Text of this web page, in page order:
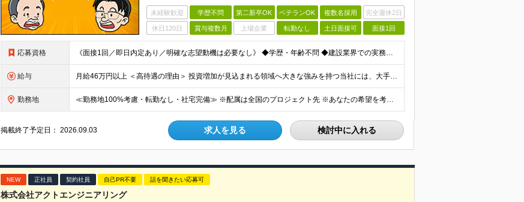
未経験歓迎 学歴不問 第二新卒OK ベテランOK 複数名採用 完全週休2日
休日120日 賞与複数月 上場企業 転勤なし 土日面接可 面接1回
応募資格 《面接1回／即日内定あり／明確な志望動機は必要なし》 ◆学歴・年齢不問 ◆建設業界での実務経験や設備設計（電気設備、空調・衛生設備）、土木設計（橋梁／トンネル・道路・造成／上下水道）などの業界経験者
給与 月給46万円以上 ＜高待遇の理由＞ 投資増加が見込まれる領域へ大きな強みを持つ当社には、大手建設会社の元請けの大型工事が多数寄せられます。そのため、施工管理として働く皆さんを、高待遇でお迎えすること
勤務地 ≪勤務地100%考慮・転勤なし・社宅完備≫ ※配属は全国のプロジェクト先 ※あなたの希望を考慮し、勤務地を決定します。 ※U・Iターン歓迎 ※出張面接も可能です！お住まいの近くに伺います。(応相談
掲載終了予定日：2026.09.03 求人を見る 検討中に入れる
NEW 正社員 契約社員 自己PR不要 話を聞きたい応募可
株式会社アクトエンジニアリング